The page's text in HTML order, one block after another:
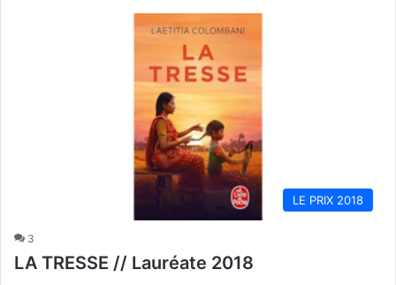
LE PRIX 2018
3
LA TRESSE // Lauréate 2018